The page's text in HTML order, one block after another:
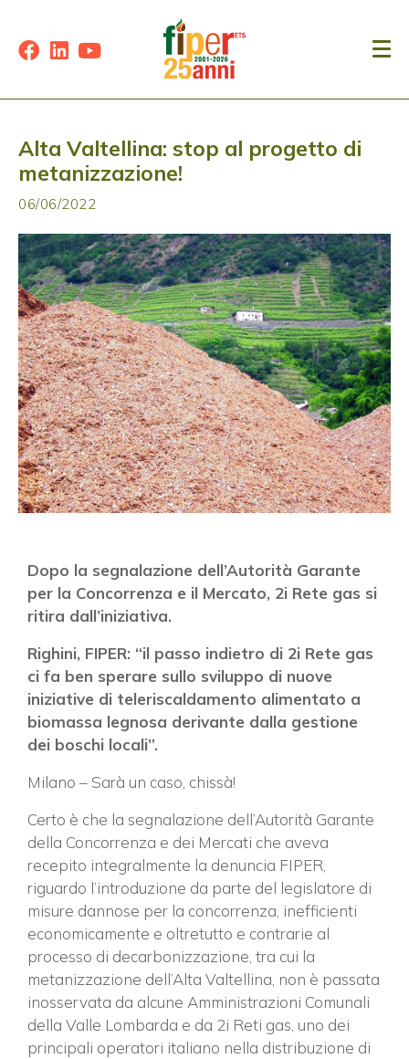
Alta Valtellina: stop al progetto di
metanizzazione!
06/06/2022
Dopo la segnalazione dell’Autorità Garante
per la Concorrenza e il Mercato, 2i Rete gas si
ritira dall’iniziativa.
Righini, FIPER: “il passo indietro di 2i Rete gas
ci fa ben sperare sullo sviluppo di nuove
iniziative di teleriscaldamento alimentato a
biomassa legnosa derivante dalla gestione
dei boschi locali”.
Milano – Sarà un caso, chissà!
Certo è che la segnalazione dell’Autorità Garante
della Concorrenza e dei Mercati che aveva
recepito integralmente la denuncia FIPER,
riguardo l’introduzione da parte del legislatore di
misure dannose per la concorrenza, inefficienti
economicamente e oltretutto e contrarie al
processo di decarbonizzazione, tra cui la
metanizzazione dell’Alta Valtellina, non è passata
inosservata da alcune Amministrazioni Comunali
della Valle Lombarda e da 2i Reti gas, uno dei
principali operatori italiano nella distribuzione di